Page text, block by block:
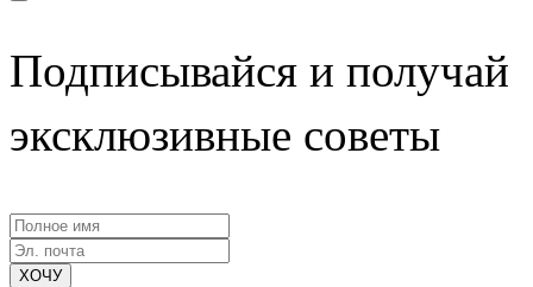
Подписывайся и получай
эксклюзивные советы
ХОЧУ